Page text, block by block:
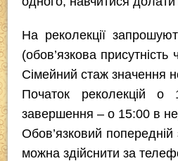
На реколекції
(обов’язкова присутність
Сімейний стаж значення
Початок реколекцій о
завершення – о 15:00 в
Обов’язковий попередній
можна здійснити за